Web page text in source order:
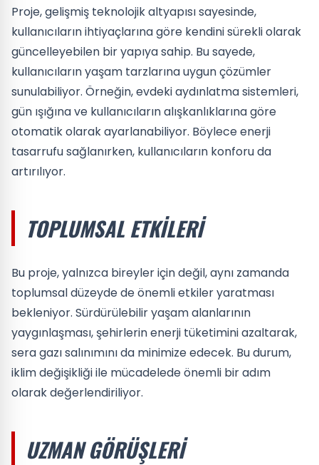
Proje, gelişmiş teknolojik altyapısı sayesinde,
kullanıcıların ihtiyaçlarına göre kendini sürekli olarak
güncelleyebilen bir yapıya sahip. Bu sayede,
kullanıcıların yaşam tarzlarına uygun çözümler
sunulabiliyor. Örneğin, evdeki aydınlatma sistemleri,
gün ışığına ve kullanıcıların alışkanlıklarına göre
otomatik olarak ayarlanabiliyor. Böylece enerji
tasarrufu sağlanırken, kullanıcıların konforu da
artırılıyor.
TOPLUMSAL ETKILERI
Bu proje, yalnızca bireyler için değil, aynı zamanda
toplumsal düzeyde de önemli etkiler yaratması
bekleniyor. Sürdürülebilir yaşam alanlarının
yaygınlaşması, şehirlerin enerji tüketimini azaltarak,
sera gazı salınımını da minimize edecek. Bu durum,
iklim değişikliği ile mücadelede önemli bir adım
olarak değerlendiriliyor.
UZMAN GÖRÜŞLERI